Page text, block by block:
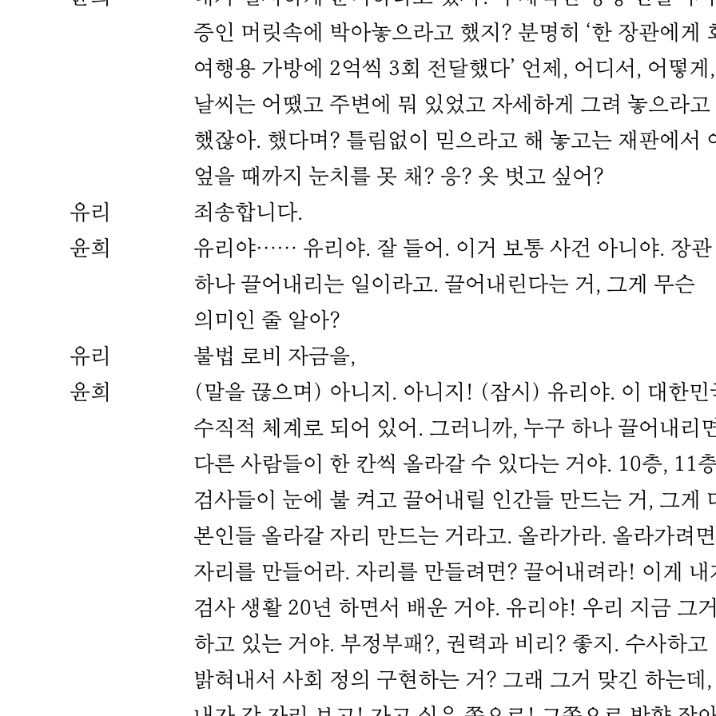
증인 머릿속에 박아놓으라고 했지? 분명히 ‘한 장관에게
여행용 가방에 2억씩 3회 전달했다’ 언제, 어디서, 어떻게,
날씨는 어땠고 주변에 뭐 있었고 자세하게 그려 놓으라고
했잖아. 했다며? 틀림없이 믿으라고 해 놓고는 재판에서
엎을 때까지 눈치를 못 채? 응? 옷 벗고 싶어?
유리
죄송합니다.
윤희
유리야…… 유리야. 잘 들어. 이거 보통 사건 아니야. 장관
하나 끌어내리는 일이라고. 끌어내린다는 거, 그게 무슨
의미인 줄 알아?
유리
불법 로비 자금을,
윤희
(말을 끊으며) 아니지. 아니지! (잠시) 유리야. 이 대한민
수직적 체계로 되어 있어. 그러니까, 누구 하나 끌어내리
다른 사람들이 한 칸씩 올라갈 수 있다는 거야. 10층, 11
검사들이 눈에 불 켜고 끌어내릴 인간들 만드는 거, 그게
본인들 올라갈 자리 만드는 거라고. 올라가라. 올라가려면
자리를 만들어라. 자리를 만들려면? 끌어내려라! 이게 내
검사 생활 20년 하면서 배운 거야. 유리야! 우리 지금 그거
하고 있는 거야. 부정부패?, 권력과 비리? 좋지. 수사하고
밝혀내서 사회 정의 구현하는 거? 그래 그거 맞긴 하는데,